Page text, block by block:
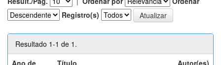
Registro(s)
Resultado 1-1 de 1.
Ano de
Título Autor(es)